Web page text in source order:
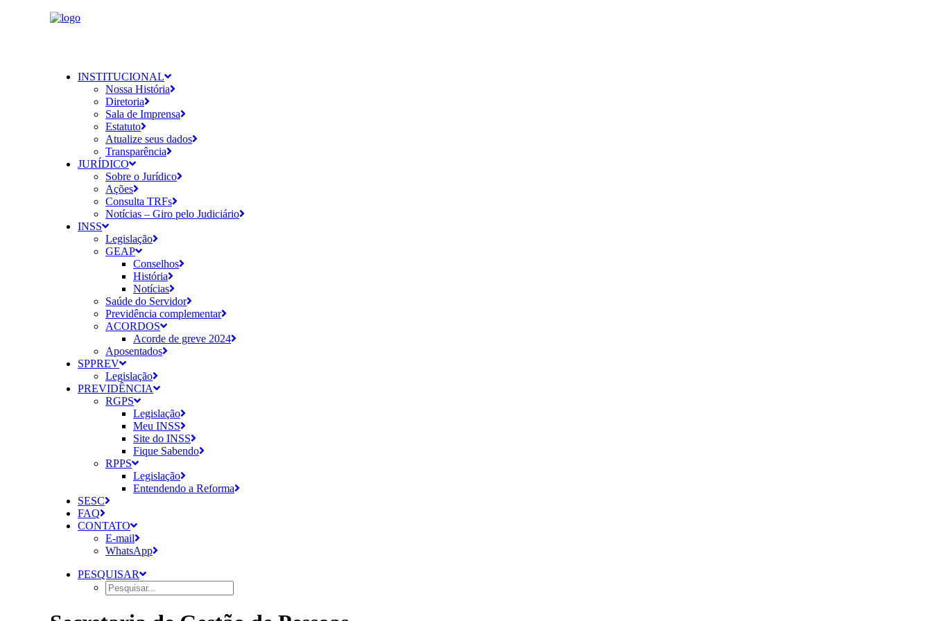
INSTITUCIONAL
Nossa História
Diretoria
Sala de Imprensa
Estatuto
Atualize seus dados
Transparência
JURÍDICO
Sobre o Jurídico
Ações
Consulta TRFs
Notícias – Giro pelo Judiciário
INSS
Legislação
GEAP
Conselhos
História
Notícias
Saúde do Servidor
Previdência complementar
ACORDOS
Acorde de greve 2024
Aposentados
SPPREV
Legislação
PREVIDÊNCIA
RGPS
Legislação
Meu INSS
Site do INSS
Fique Sabendo
RPPS
Legislação
Entendendo a Reforma
SESC
FAQ
CONTATO
E-mail
WhatsApp
PESQUISAR